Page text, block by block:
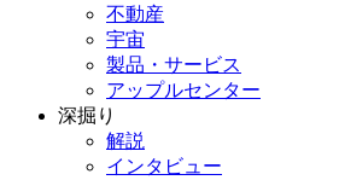
不動産
宇宙
製品・サービス
アップルセンター
深掘り
解説
インタビュー